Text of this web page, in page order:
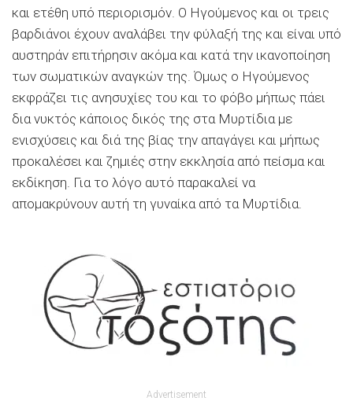
και ετέθη υπό περιορισμόν. Ο Ηγούμενος και οι τρεις
βαρδιάνοι έχουν αναλάβει την φύλαξή της και είναι υπό
αυστηράν επιτήρησιν ακόμα και κατά την ικανοποίηση
των σωματικών αναγκών της. Όμως ο Ηγούμενος
εκφράζει τις ανησυχίες του και το φόβο μήπως πάει
δια νυκτός κάποιος δικός της στα Μυρτίδια με
ενισχύσεις και διά της βίας την απαγάγει και μήπως
προκαλέσει και ζημιές στην εκκλησία από πείσμα και
εκδίκηση. Για το λόγο αυτό παρακαλεί να
απομακρύνουν αυτή τη γυναίκα από τα Μυρτίδια.
Advertisement